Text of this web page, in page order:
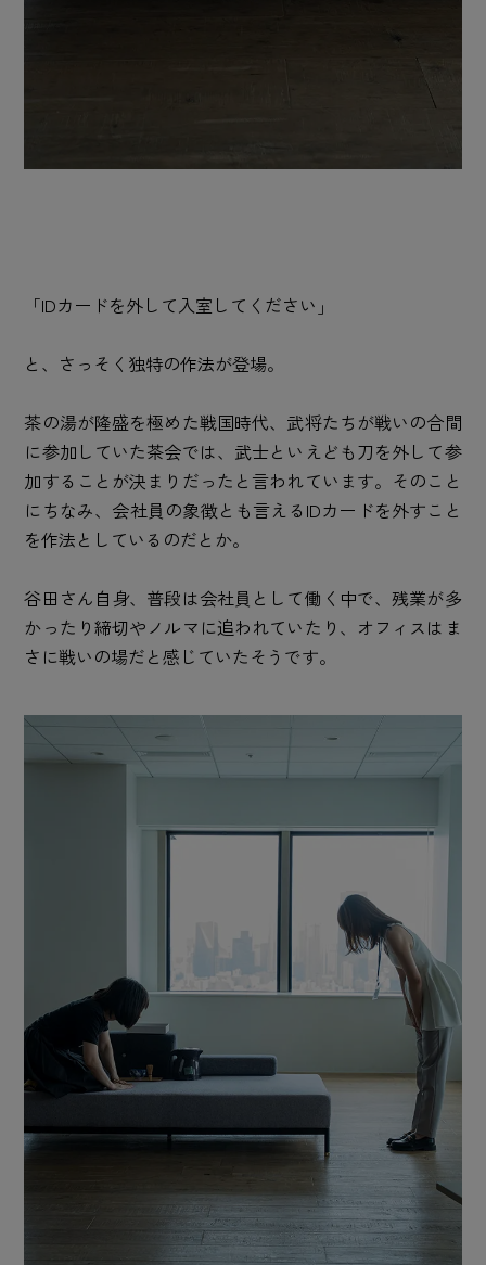
「IDカードを外して入室してください」
と、さっそく独特の作法が登場。
茶の湯が隆盛を極めた戦国時代、武将たちが戦いの合間
に参加していた茶会では、武士といえども刀を外して参
加することが決まりだったと言われています。そのこと
にちなみ、会社員の象徴とも言えるIDカードを外すこと
を作法としているのだとか。
谷田さん自身、普段は会社員として働く中で、残業が多
かったり締切やノルマに追われていたり、オフィスはま
さに戦いの場だと感じていたそうです。